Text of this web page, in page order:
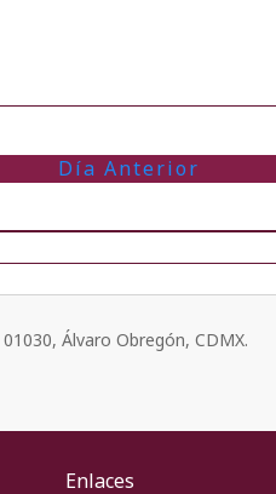
Día Anterior
Álvaro Obregón, CDMX.
Enlaces